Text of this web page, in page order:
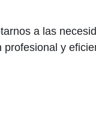
a las
y